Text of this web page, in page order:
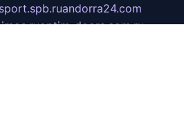
andorra24.com
optim-doors.com.ru